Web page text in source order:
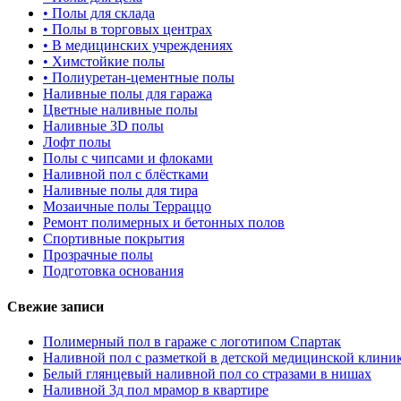
• Полы для склада
• Полы в торговых центрах
• В медицинских учреждениях
• Химстойкие полы
• Полиуретан-цементные полы
Наливные полы для гаража
Цветные наливные полы
Наливные 3D полы
Лофт полы
Полы с чипсами и флоками
Наливной пол с блёстками
Наливные полы для тира
Мозаичные полы Терраццо
Ремонт полимерных и бетонных полов
Спортивные покрытия
Прозрачные полы
Подготовка основания
Свежие записи
Полимерный пол в гараже с логотипом Спартак
Наливной пол с разметкой в детской медицинской
Белый глянцевый наливной пол со стразами в нишах
Наливной 3д пол мрамор в квартире